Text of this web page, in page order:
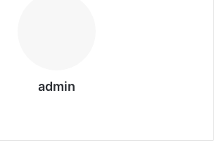
admin
eit